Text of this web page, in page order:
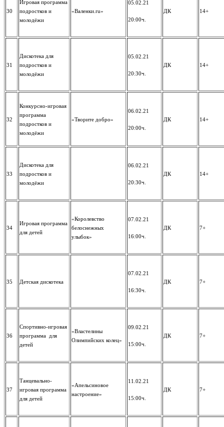
30
Игровая программа
подростков и
молодёжи
«Валенки.ru»
05.02.21
20:00ч.
ДК 14+
31
Дискотека для
подростков и
молодёжи
05.02.21
20:30ч.
ДК 14+
32
Конкурсно-игровая
программа
подростков и
молодёжи
«Творите добро»
06.02.21
20:00ч.
ДК 14+
33
Дискотека для
подростков и
молодёжи
06.02.21
20:30ч.
ДК 14+
34
Игровая программа
для детей
«Королевство
белоснежных
улыбок»
07.02.21
16:00ч.
ДК 7+
35 Детская дискотека
07.02.21
16:30ч.
ДК 7+
36
Спортивно-игровая
программа для
детей
«Властелины
Олимпийских колец»
09.02.21
15:00ч.
ДК 7+
37
Танцевально-
игровая программа
для детей
«Апельсиновое
настроение»
11.02.21
15:00ч.
ДК 7+